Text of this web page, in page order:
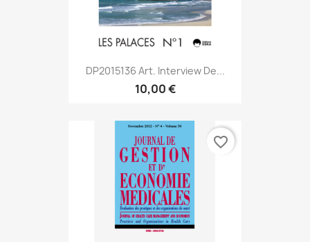
DP2015136 Art. Interview De...
10,00 €
favorite_border